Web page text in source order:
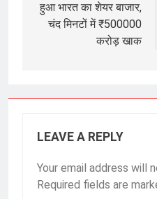
हुआ भारत का शेयर बाजार,
चंद मिनटों में ₹500000
करोड़ खाक
LEAVE A REPLY
Your email address will
Required fields are